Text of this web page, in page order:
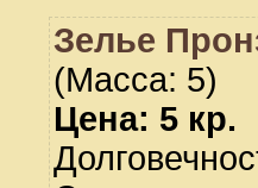
Зелье
(Масса: 5)
Цена: 5 кр.